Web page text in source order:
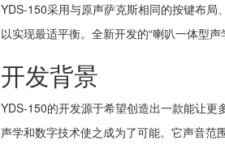
YDS-150采用与原声萨克斯相同的按键布局
以实现最适平衡。全新开发的“喇叭一体型
开发背景
YDS-150的开发源于希望创造出一款能让
声学和数字技术使之成为了可能。它声音范